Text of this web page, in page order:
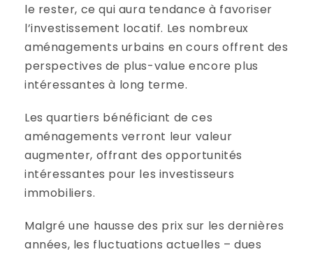
le rester, ce qui aura tendance à favoriser
l’investissement locatif. Les nombreux
aménagements urbains en cours offrent des
perspectives de plus-value encore plus
intéressantes à long terme.
Les quartiers bénéficiant de ces
aménagements verront leur valeur
augmenter, offrant des opportunités
intéressantes pour les investisseurs
immobiliers.
Malgré une hausse des prix sur les dernières
années, les fluctuations actuelles – dues